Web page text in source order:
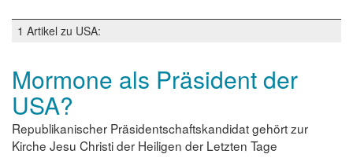
1 Artikel zu USA:
Mormone als Präsident der
USA?
Republikanischer Präsidentschaftskandidat gehört zur
Kirche Jesu Christi der Heiligen der Letzten Tage